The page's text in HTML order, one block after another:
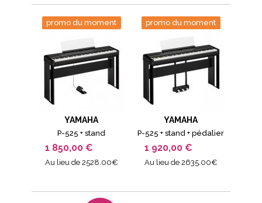
promo du moment
YAMAHA
P-525 + stand
1 850,00 €
Au lieu de 2528.00€
promo du moment
YAMAHA
P-525 + stand + pédalier
1 920,00 €
Au lieu de 2635.00€